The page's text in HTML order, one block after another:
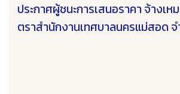
ประกาศผู้ชนะการเสนอราคา จ้างเ
ตราสำนักงานเทศบาลนครแม่สอด